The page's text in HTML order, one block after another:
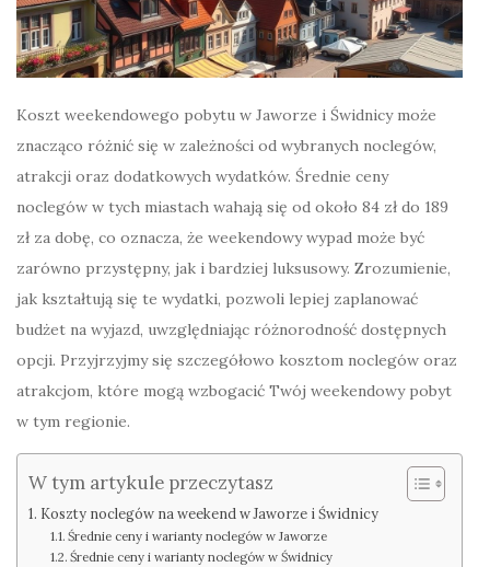
Koszt weekendowego pobytu w Jaworze i Świdnicy może
znacząco różnić się w zależności od wybranych noclegów,
atrakcji oraz dodatkowych wydatków. Średnie ceny
noclegów w tych miastach wahają się od około 84 zł do 189
zł za dobę, co oznacza, że weekendowy wypad może być
zarówno przystępny, jak i bardziej luksusowy. Zrozumienie,
jak kształtują się te wydatki, pozwoli lepiej zaplanować
budżet na wyjazd, uwzględniając różnorodność dostępnych
opcji. Przyjrzyjmy się szczegółowo kosztom noclegów oraz
atrakcjom, które mogą wzbogacić Twój weekendowy pobyt
w tym regionie.
W tym artykule przeczytasz
Koszty noclegów na weekend w Jaworze i Świdnicy
Średnie ceny i warianty noclegów w Jaworze
Średnie ceny i warianty noclegów w Świdnicy